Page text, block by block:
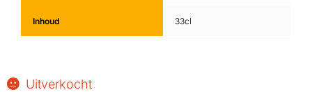
Inhoud 33cl
Uitverkocht